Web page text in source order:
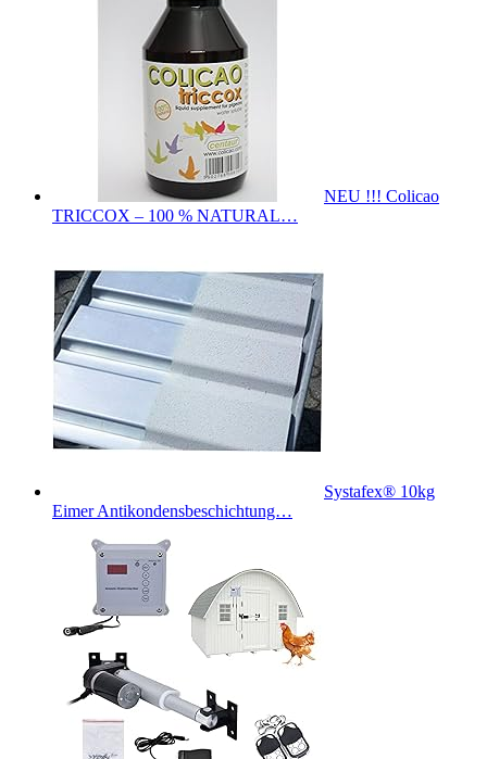
NEU !!! Colicao
TRICCOX – 100 % NATURAL…
Systafex® 10kg
Eimer Antikondensbeschichtung…